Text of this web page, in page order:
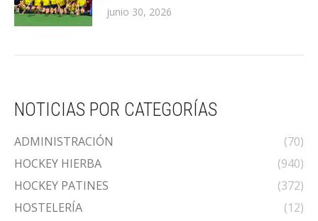
junio 30, 2026
NOTICIAS POR CATEGORÍAS
ADMINISTRACIÓN
(70)
HOCKEY HIERBA
(940)
HOCKEY PATINES
(372)
HOSTELERÍA
(12)